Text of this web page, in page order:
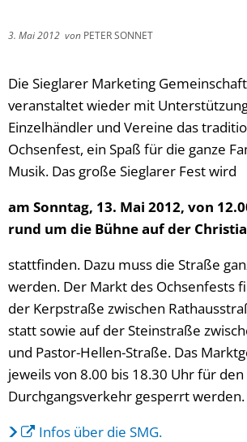
3. Mai 2012 von PETER SONNET
Die Sieglarer Marketing
veranstaltet wieder mit
Einzelhändler und Vereine das
Ochsenfest, ein Spaß für die ganze
Musik. Das große Sieglarer Fest wird
am Sonntag, 13. Mai 2012, von
rund um die Bühne auf der
stattfinden. Dazu muss die Straße
werden. Der Markt des Ochsenfests
der Kerpstraße zwischen
statt sowie auf der Steinstraße
und Pastor-Hellen-Straße. Das
jeweils von 8.00 bis 18.30 Uhr für den
Durchgangsverkehr gesperrt werden.
Infos über die SMG.